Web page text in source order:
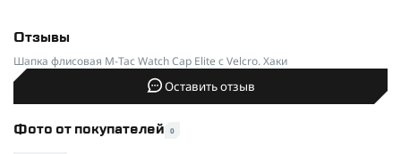
Отзывы
Шапка флисовая M-Tac Watch Cap Elite с Velcro. Хаки
Оставить отзыв
Фото от покупателей 0